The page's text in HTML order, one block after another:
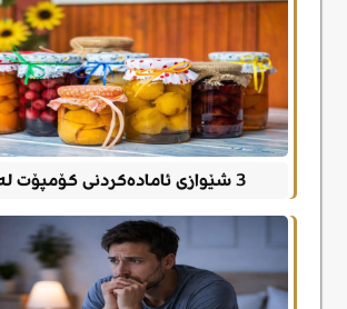
3 شێوازی ئامادەکردنی کۆمپۆت له ماڵەوە